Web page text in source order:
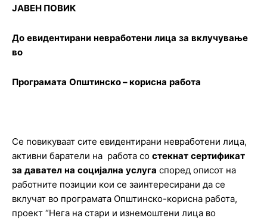
JABЕН ПОВИК
До евидентирани невработени лица за вклучување
во
Програмата Општинско – корисна работа
Се повикуваат сите евидентирани невработени лица,
активни баратели на работа со стекнат сертификат
за давател на социјална услуга според описот на
работните позиции кои се заинтересирани да се
вклучат во програмата Општинско-корисна работа,
проект “Нега на стари и изнемоштени лица во